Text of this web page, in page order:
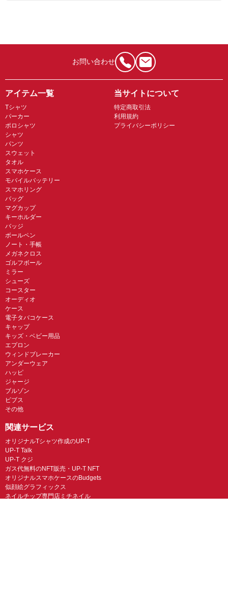
お問い合わせ
アイテム一覧
Tシャツ
パーカー
ポロシャツ
シャツ
パンツ
スウェット
タオル
スマホケース
モバイルバッテリー
スマホリング
バッグ
マグカップ
キーホルダー
バッジ
ボールペン
ノート・手帳
メガネクロス
ゴルフボール
ミラー
シューズ
コースター
オーディオ
ケース
電子タバコケース
キャップ
キッズ・ベビー用品
エプロン
ウィンドブレーカー
アンダーウェア
ハッピ
ジャージ
ブルゾン
ビブス
その他
当サイトについて
特定商取引法
利用規約
プライバシーポリシー
関連サービス
オリジナルTシャツ作成のUP-T
UP-T Talk
UP-T クジ
ガス代無料のNFT販売・UP-T NFT
オリジナルスマホケースのBudgets
似顔絵グラフィックス
ネイルチップ専門店ミチネイル